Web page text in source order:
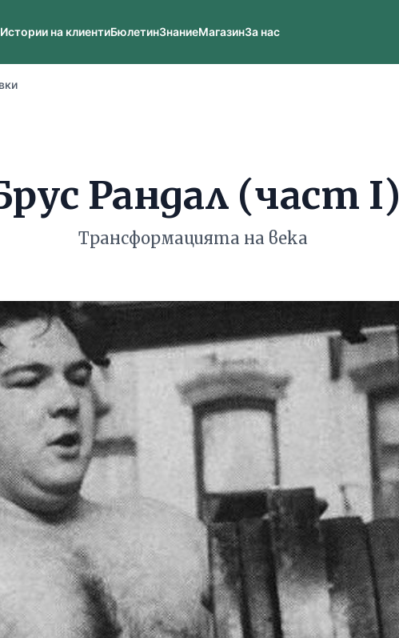
Истории на клиентиБюлетинЗнаниеМагазинЗа нас
Рандал (част I)
Трансформацията на века